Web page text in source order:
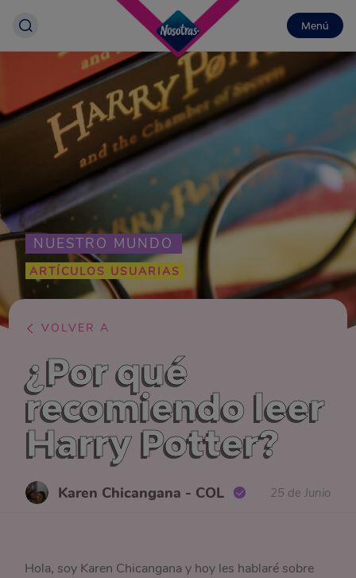
Menú
NUESTRO MUNDO
ARTÍCULOS USUARIAS
VOLVER A
¿Por qué
recomiendo leer
Harry Potter?
Karen Chicangana - COL 25 de Junio
Hola, soy Karen Chicangana y hoy les hablaré sobre